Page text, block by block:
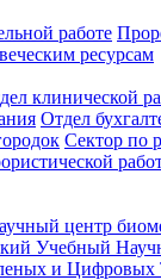
работе
ресурсам
клинической
Отдел
Сектор по
центр
Учебный
и Цифровых